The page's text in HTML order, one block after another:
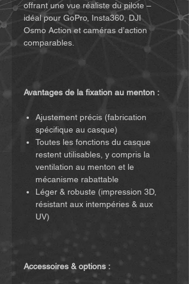
offrant une vue réaliste du pilote –
idéal pour GoPro, Insta360, DJI
Osmo Action et caméras d’action
comparables.
Avantages de la fixation au menton :
Ajustement précis (fabrication
spécifique au casque)
Toutes les fonctions du casque
restent utilisables, y compris la
ventilation au menton et le
mécanisme rabattable
Léger & robuste (impression 3D,
résistant aux intempéries & aux
UV)
Accessoires & options :